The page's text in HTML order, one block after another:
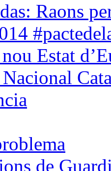
Raons
Estat
Nacional
de